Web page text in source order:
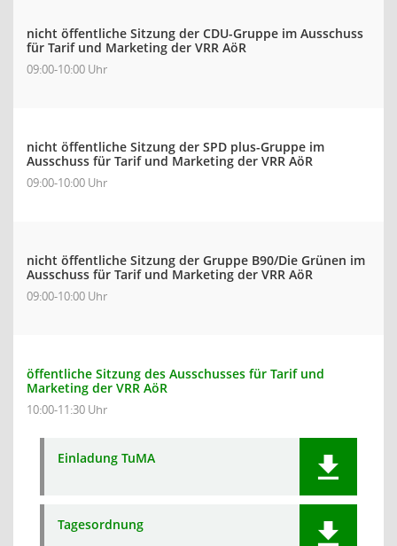
nicht öffentliche Sitzung der CDU-Gruppe im Ausschuss
für Tarif und Marketing der VRR AöR
09:00-10:00 Uhr
nicht öffentliche Sitzung der SPD plus-Gruppe im
Ausschuss für Tarif und Marketing der VRR AöR
09:00-10:00 Uhr
nicht öffentliche Sitzung der Gruppe B90/Die Grünen im
Ausschuss für Tarif und Marketing der VRR AöR
09:00-10:00 Uhr
öffentliche Sitzung des Ausschusses für Tarif und
Marketing der VRR AöR
10:00-11:30 Uhr
Einladung TuMA
Tagesordnung